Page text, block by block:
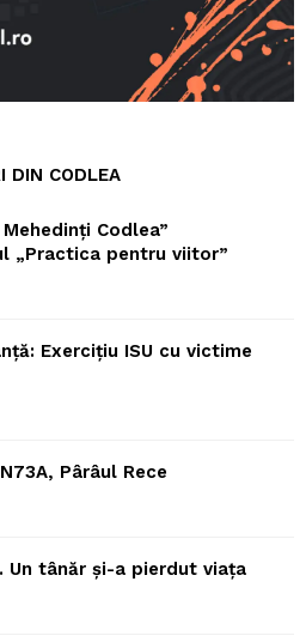
DIN CODLEA
Codlea”
„Practica pentru viitor”
Exercițiu ISU cu victime
Pârâul Rece
Un tânăr și-a pierdut viața